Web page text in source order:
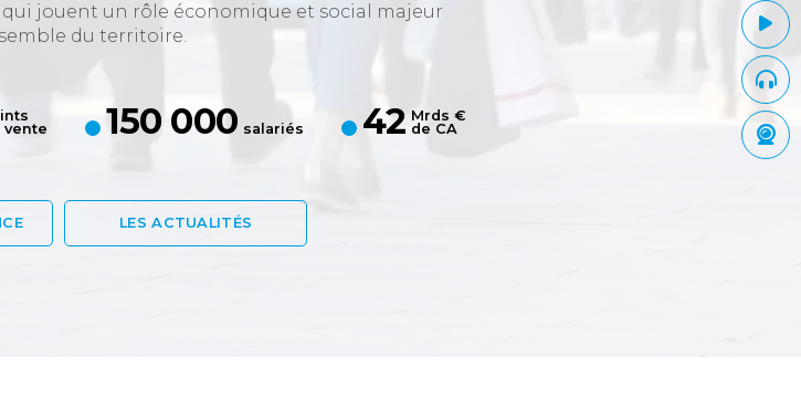
jouent un rôle économique et social majeur
du territoire.
vente
150 000 salariés 42 Mrds €
de CA
LES ACTUALITÉS